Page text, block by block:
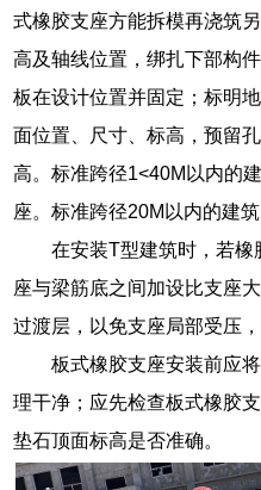
式橡胶支座方能拆模再浇筑
高及轴线位置，绑扎下部构
板在设计位置并固定；标明
面位置、尺寸、标高，预留
高。标准跨径1<40M以内的
座。标准跨径20M以内的建
在安装T型建筑时，若
座与梁筋底之间加设比支座
过渡层，以免支座局部受压
板式橡胶支座安装前应
理干净；应先检查板式橡胶
垫石顶面标高是否准确。